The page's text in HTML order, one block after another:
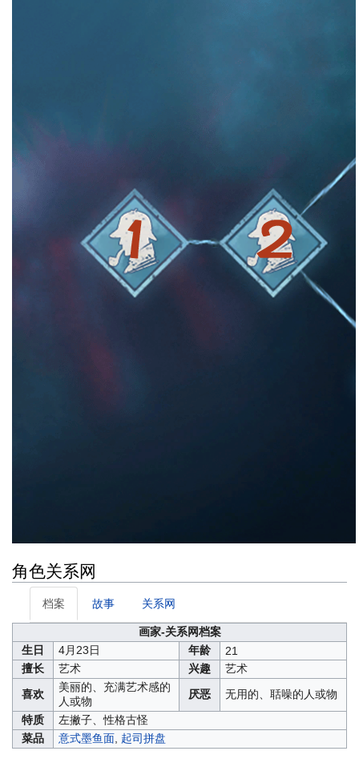
角色关系网
档案 故事 关系网
画家-关系网档案
生日
4月23日 年龄
21
擅长
艺术 兴趣
艺术
喜欢
美丽的、充满艺术感的
人或物
厌恶
无用的、聒噪的人或物
特质
左撇子、性格古怪
菜品
意式墨鱼面, 起司拼盘